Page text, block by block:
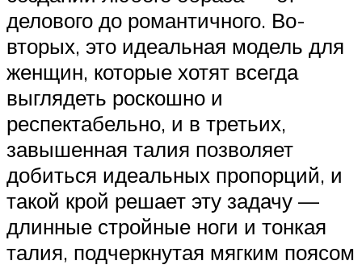
делового до романтичного. Во-
вторых, это идеальная модель для
женщин, которые хотят всегда
выглядеть роскошно и
респектабельно, и в третьих,
завышенная талия позволяет
добиться идеальных пропорций, и
такой крой решает эту задачу —
длинные стройные ноги и тонкая
талия, подчеркнутая мягким поясом